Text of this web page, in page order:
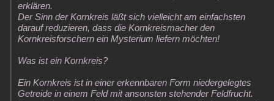
erklären.
Der Sinn der Kornkreis läßt sich vielleicht am einfachsten
darauf reduzieren, dass die Kornkreismacher den
Kornkreisforschern ein Mysterium liefern möchten!
Was ist ein Kornkreis?
Ein Kornkreis ist in einer erkennbaren Form niedergelegtes
Getreide in einem Feld mit ansonsten stehender Feldfrucht.